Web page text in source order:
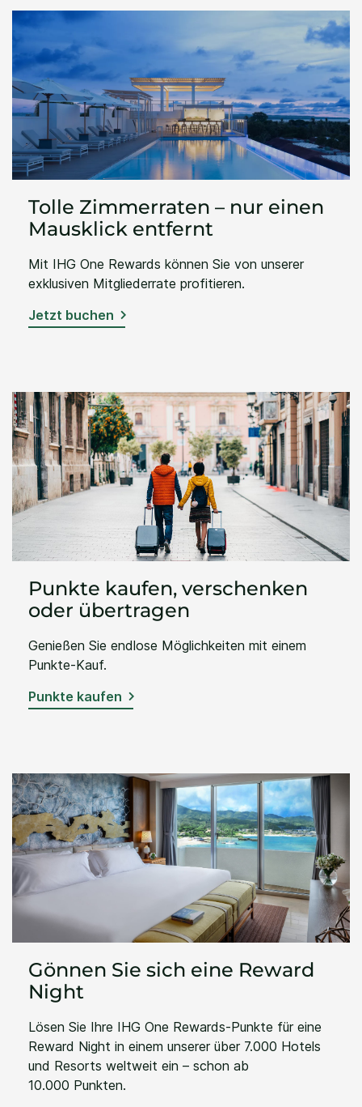
Tolle Zimmerraten – nur einen
Mausklick entfernt
Mit IHG One Rewards können Sie von unserer
exklusiven Mitgliederrate profitieren.
Jetzt buchen
Punkte kaufen, verschenken
oder übertragen
Genießen Sie endlose Möglichkeiten mit einem
Punkte-Kauf.
Punkte kaufen
Gönnen Sie sich eine Reward
Night
Lösen Sie Ihre IHG One Rewards-Punkte für eine
Reward Night in einem unserer über 7.000 Hotels
und Resorts weltweit ein – schon ab
10.000 Punkten.